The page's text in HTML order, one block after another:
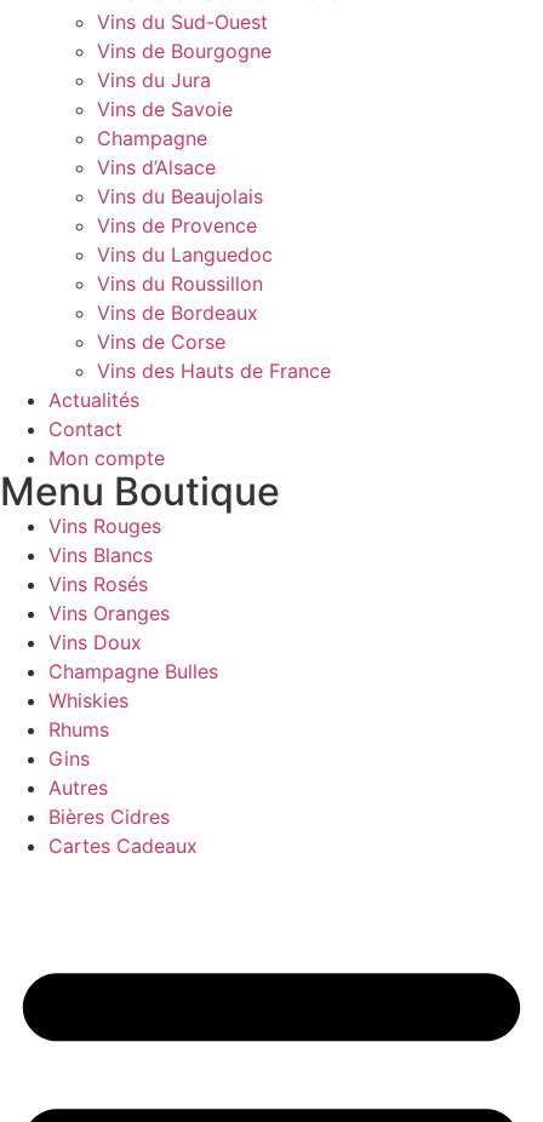
Vins du Sud-Ouest
Vins de Bourgogne
Vins du Jura
Vins de Savoie
Champagne
Vins d’Alsace
Vins du Beaujolais
Vins de Provence
Vins du Languedoc
Vins du Roussillon
Vins de Bordeaux
Vins de Corse
Vins des Hauts de France
Actualités
Contact
Mon compte
Menu Boutique
Vins Rouges
Vins Blancs
Vins Rosés
Vins Oranges
Vins Doux
Champagne Bulles
Whiskies
Rhums
Gins
Autres
Bières Cidres
Cartes Cadeaux